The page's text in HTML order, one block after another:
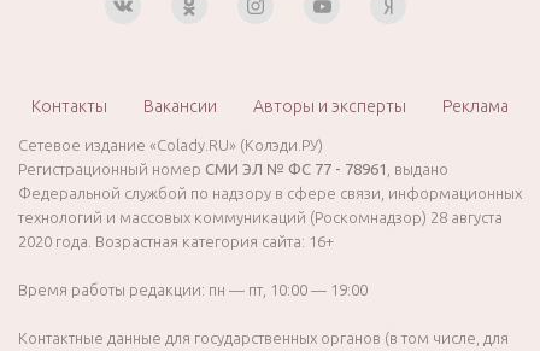
Контакты Вакансии Авторы и эксперты Реклама
Сетевое издание «Colady.RU» (Колэди.РУ)
Регистрационный номер СМИ ЭЛ № ФС 77 - 78961
, выдано
Федеральной службой по надзору в сфере связи, информационных
технологий и массовых коммуникаций (Роскомнадзор) 28 августа
2020 года. Возрастная категория сайта: 16+
Время работы редакции: пн — пт, 10:00 — 19:00
Контактные данные для государственных органов (в том числе, для